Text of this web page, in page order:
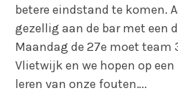
betere eindstand te komen.
gezellig aan de bar met een
Maandag de 27e moet team
Vlietwijk en we hopen op
leren van onze fouten….